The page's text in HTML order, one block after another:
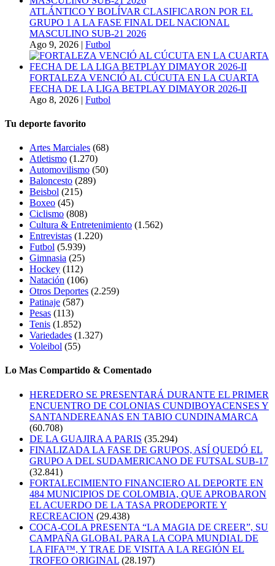
ATLÁNTICO Y BOLÍVAR CLASIFICARON POR EL
GRUPO 1 A LA FASE FINAL DEL NACIONAL
MASCULINO SUB-21 2026
Ago 9, 2026 | Futbol
FORTALEZA VENCIÓ AL CÚCUTA EN LA CUARTA
FECHA DE LA LIGA BETPLAY DIMAYOR 2026-II
Ago 8, 2026 | Futbol
Tu deporte favorito
Artes Marciales (68)
Atletismo (1.270)
Automovilismo (50)
Baloncesto (289)
Beisbol (215)
Boxeo (45)
Ciclismo (808)
Cultura & Entretenimiento (1.562)
Entrevistas (1.220)
Futbol (5.939)
Gimnasia (25)
Hockey (112)
Natación (106)
Otros Deportes (2.259)
Patinaje (587)
Pesas (113)
Tenis (1.852)
Variedades (1.327)
Voleibol (55)
Lo Mas Compartido & Comentado
HEREDERO SE PRESENTARÁ DURANTE EL PRIMER
ENCUENTRO DE COLONIAS CUNDIBOYACENSES Y
SANTANDEREANAS EN TABIO CUNDINAMARCA
(60.708)
DE LA GUAJIRA A PARIS (35.294)
FINALIZADA LA FASE DE GRUPOS, ASÍ QUEDÓ EL
GRUPO A DEL SUDAMERICANO DE FUTSAL SUB-17
(32.841)
FORTALECIMIENTO FINANCIERO AL DEPORTE EN
484 MUNICIPIOS DE COLOMBIA, QUE APROBARON
EL ACUERDO DE LA TASA PRODEPORTE Y
RECREACION (29.438)
COCA-COLA PRESENTA “LA MAGIA DE CREER”, SU
CAMPAÑA GLOBAL PARA LA COPA MUNDIAL DE
LA FIFA™, Y TRAE DE VISITA A LA REGIÓN EL
TROFEO ORIGINAL (28.197)